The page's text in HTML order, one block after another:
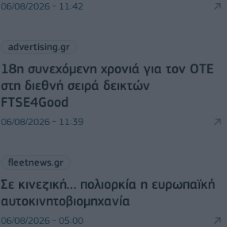
06/08/2026 - 11:42
advertising.gr
18η συνεχόμενη χρονιά για τον ΟΤΕ
στη διεθνή σειρά δεικτών
FTSE4Good
06/08/2026 - 11:39
fleetnews.gr
Σε κινεζική… πολιορκία η ευρωπαϊκή
αυτοκινητοβιομηχανία
06/08/2026 - 05:00